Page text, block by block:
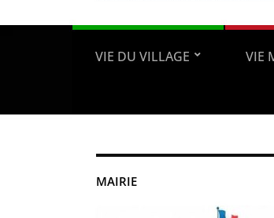
VIE DU VILLAGE VIE
MAIRIE